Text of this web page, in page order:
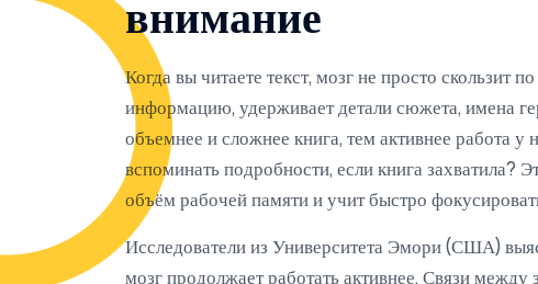
внимание
Когда вы читаете текст, мозг не просто скользит
информацию, удерживает детали сюжета, имена
объемнее и сложнее книга, тем активнее работа
вспоминать подробности, если книга захватила?
объём рабочей памяти и учит быстро
Исследователи из Университета Эмори (США)
мозг продолжает работать активнее. Связи между